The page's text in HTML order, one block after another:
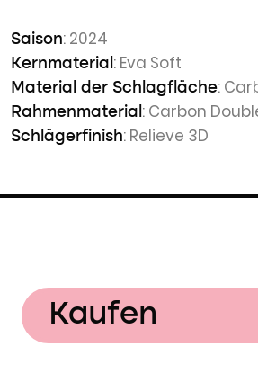
Saison: 2024
Kernmaterial : Eva Soft
Material der Schlagfläche:
Rahmenmaterial : Carbon
Schlägerfinish: Relieve 3D
Kaufen